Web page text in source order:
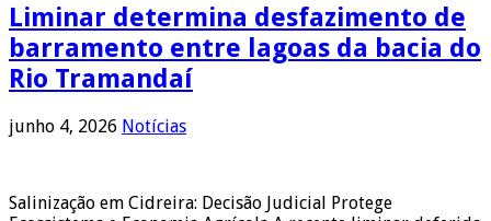
Liminar determina desfazimento de
barramento entre lagoas da bacia do
Rio Tramandaí
junho 4, 2026 Notícias
Salinização em Cidreira: Decisão Judicial Protege